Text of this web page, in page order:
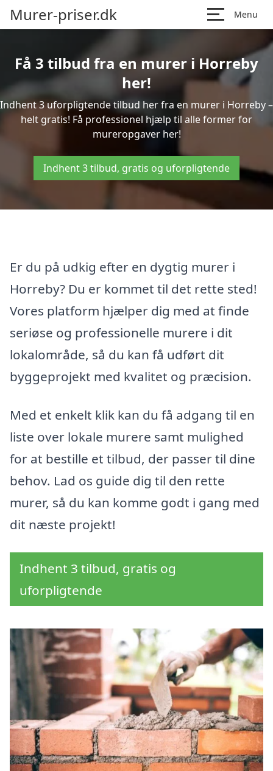
Murer-priser.dk Menu
Få 3 tilbud fra en murer i Horreby
her!
Indhent 3 uforpligtende tilbud her fra en murer i Horreby –
helt gratis! Få professionel hjælp til alle former for
mureropgaver her!
Indhent 3 tilbud, gratis og uforpligtende
Er du på udkig efter en dygtig murer i
Horreby? Du er kommet til det rette sted!
Vores platform hjælper dig med at finde
seriøse og professionelle murere i dit
lokalområde, så du kan få udført dit
byggeprojekt med kvalitet og præcision.
Med et enkelt klik kan du få adgang til en
liste over lokale murere samt mulighed
for at bestille et tilbud, der passer til dine
behov. Lad os guide dig til den rette
murer, så du kan komme godt i gang med
dit næste projekt!
Indhent 3 tilbud, gratis og
uforpligtende